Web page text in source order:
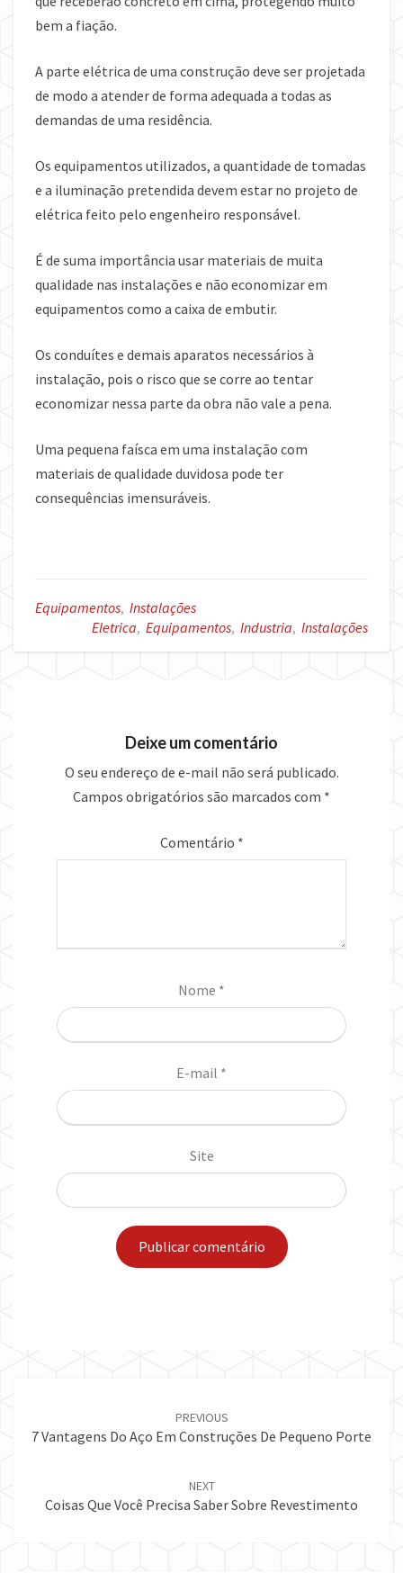
bem a fiação.
A parte elétrica de uma construção deve ser projetada
de modo a atender de forma adequada a todas as
demandas de uma residência.
Os equipamentos utilizados, a quantidade de tomadas
e a iluminação pretendida devem estar no projeto de
elétrica feito pelo engenheiro responsável.
É de suma importância usar materiais de muita
qualidade nas instalações e não economizar em
equipamentos como a caixa de embutir.
Os conduítes e demais aparatos necessários à
instalação, pois o risco que se corre ao tentar
economizar nessa parte da obra não vale a pena.
Uma pequena faísca em uma instalação com
materiais de qualidade duvidosa pode ter
consequências imensuráveis.
Equipamentos, Instalações
Eletrica, Equipamentos, Industria, Instalações
Deixe um comentário
O seu endereço de e-mail não será publicado.
Campos obrigatórios são marcados com *
Comentário *
Nome *
E-mail *
Site
PREVIOUS
7 Vantagens Do Aço Em Construções De Pequeno Porte
NEXT
Coisas Que Você Precisa Saber Sobre Revestimento